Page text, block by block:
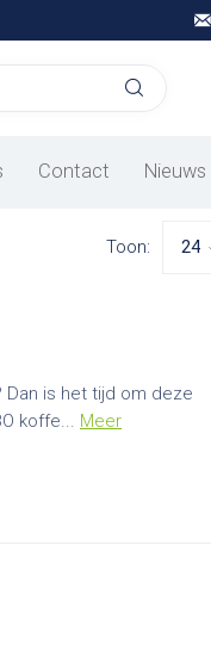
Contact Nieuws
Toon:
Dan is het tijd om deze
koffe... Meer